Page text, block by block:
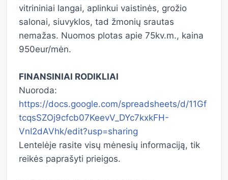
vitrininiai langai, aplinkui vaistinės, grožio
salonai, siuvyklos, tad žmonių srautas
nemažas. Nuomos plotas apie 75kv.m., kaina
950eur/mėn.
FINANSINIAI RODIKLIAI
Nuoroda:
https://docs.google.com/spreadsheets/d/11Gf
tcqsSZOj9cfcb07KeevV_DYc7kxkFH-
VnI2dAVhk/edit?usp=sharing
Lentelėje rasite visų mėnesių informaciją, tik
reikės paprašyti prieigos.